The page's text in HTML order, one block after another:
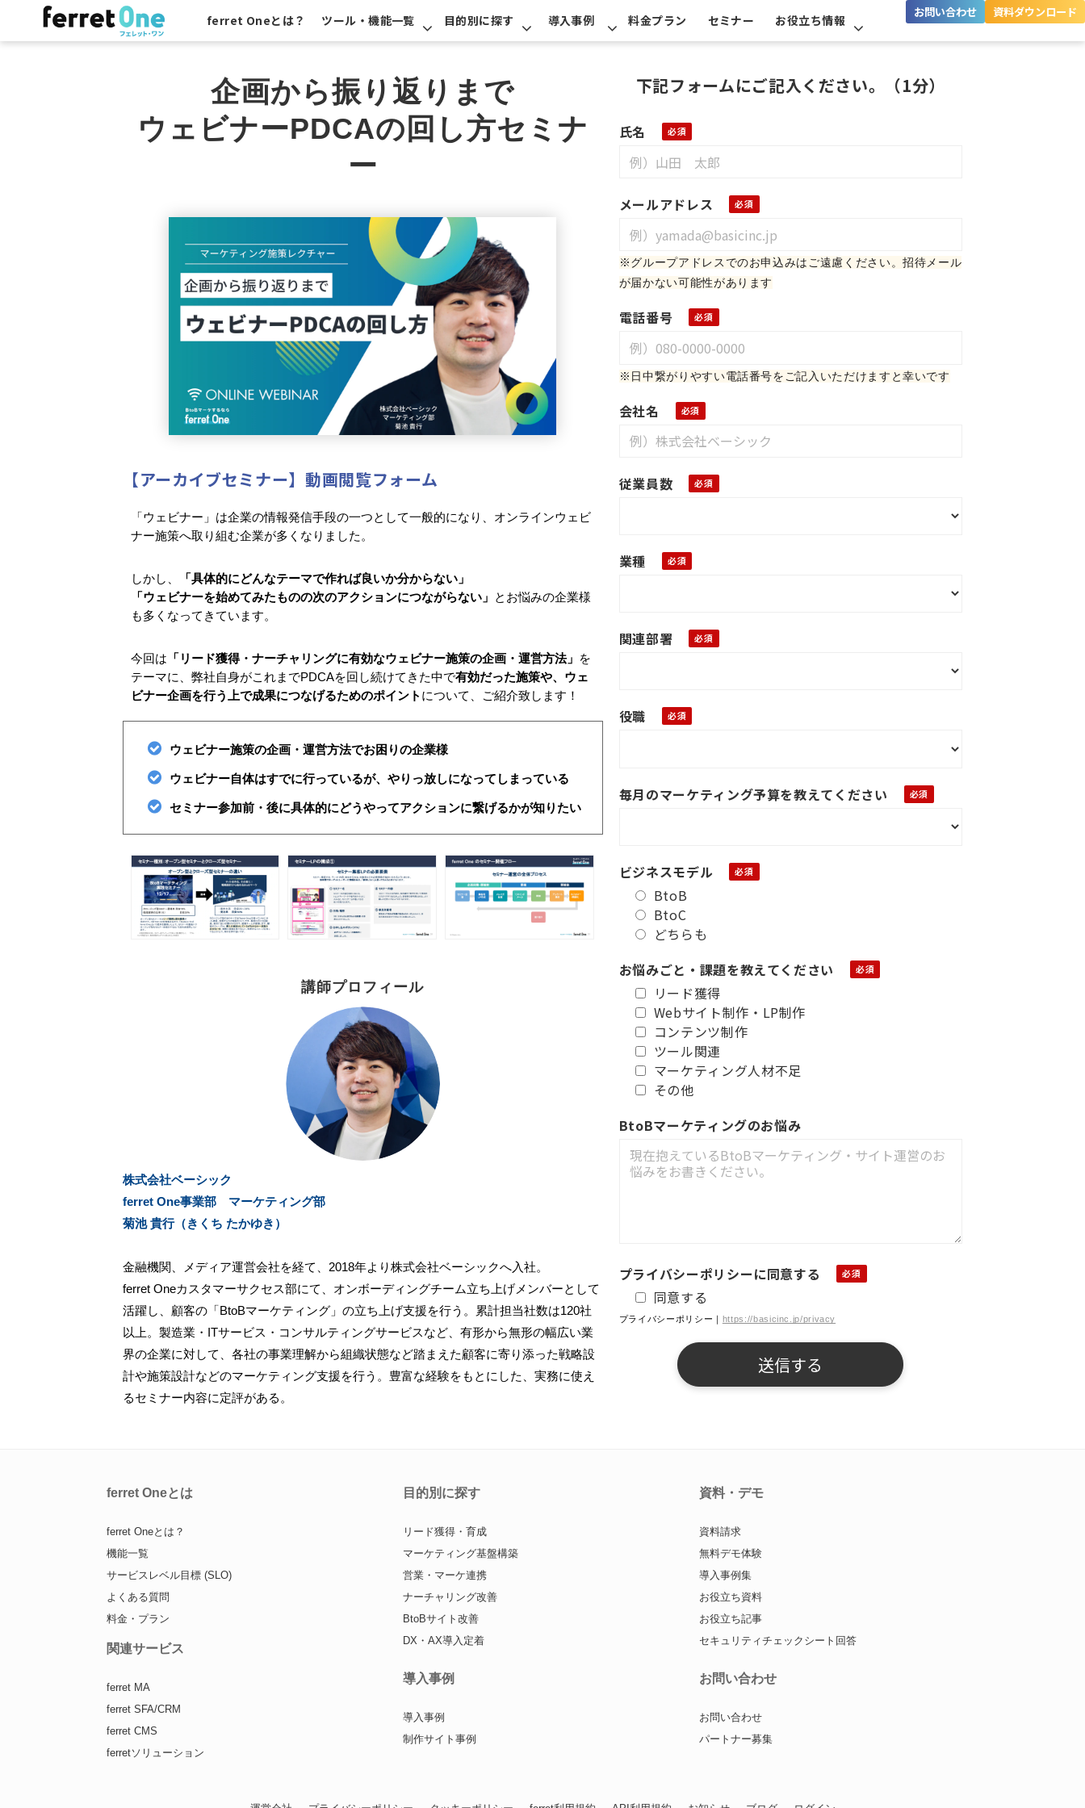
ferret Oneとは？ ツール・機能一覧 目的別に探す 導入事例 料金プラン セミナー お役立ち情報
お問い合わせ 資料ダウンロード
企画から振り返りまで
ウェビナーPDCAの回し方セミナ
ー
【アーカイブセミナー】動画閲覧フォーム
「ウェビナー」は企業の情報発信手段の一つとして一般的になり、オンラインウェビ
ナー施策へ取り組む企業が多くなりました。
しかし、
「具体的にどんなテーマで作れば良いか分からない」
「ウェビナーを始めてみたものの次のアクションにつながらない」 とお悩みの企業様
も多くなってきています。
今回は 「リード獲得・ナーチャリングに有効なウェビナー施策の企画・運営方法」 を
テーマに、弊社自身がこれまでPDCAを回し続けてきた中で有効だった施策や、ウェ
ビナー企画を行う上で成果につなげるためのポイント について、ご紹介致します！
ウェビナー施策の企画・運営方法でお困りの企業様
ウェビナー自体はすでに行っているが、やりっ放しになってしまっている
セミナー参加前・後に具体的にどうやってアクションに繋げるかが知りたい
講師プロフィール
株式会社ベーシック
ferret One事業部 マーケティング部
菊池 貴行（きくち たかゆき）
金融機関、メディア運営会社を経て、2018年より株式会社ベーシックへ入社。
ferret Oneカスタマーサクセス部にて、オンボーディングチーム立ち上げメンバーとして
活躍し、顧客の「BtoBマーケティング」の立ち上げ支援を行う。累計担当社数は120社
以上。製造業・ITサービス・コンサルティングサービスなど、有形から無形の幅広い業
界の企業に対して、各社の事業理解から組織状態など踏まえた顧客に寄り添った戦略設
計や施策設計などのマーケティング支援を行う。豊富な経験をもとにした、実務に使え
るセミナー内容に定評がある。
下記フォームにご記入ください。（1分）
氏名
メールアドレス
※グループアドレス でのお申込みはご遠慮ください。招待メール
が届かない可能性があります
電話番号
※日中繋がりやすい電話番号をご記入いただけますと幸いです
会社名
従業員数
業種
関連部署
役職
毎月のマーケティング予算を教えてください
ビジネスモデル
BtoB
BtoC
どちらも
お悩みごと・課題を教えてください
リード獲得
Webサイト制作・LP制作
コンテンツ制作
ツール関連
マーケティング人材不足
その他
BtoBマーケティングのお悩み
プライバシーポリシーに同意する
同意する
プライバシーポリシー｜ https://basicinc.jp/privacy
ferret Oneとは
ferret Oneとは？
機能一覧
サービスレベル目標 (SLO)
よくある質問
料金・プラン
関連サービス
ferret MA
ferret SFA/CRM
ferret CMS
ferretソリューション
目的別に探す
リード獲得・育成
マーケティング基盤構築
営業・マーケ連携
ナーチャリング改善
BtoBサイト改善
DX・AX導入定着
導入事例
導入事例
制作サイト事例
資料・デモ
資料請求
無料デモ体験
導入事例集
お役立ち資料
お役立ち記事
セキュリティチェックシート回答
お問い合わせ
お問い合わせ
パートナー募集